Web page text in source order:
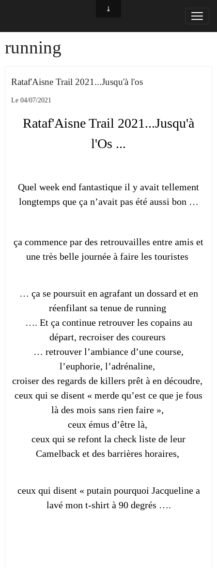
running
Rataf'Aisne Trail 2021...Jusqu'à l'os
Le 04/07/2021
Rataf'Aisne Trail 2021...Jusqu'à
l'Os ...
Quel week end fantastique il y avait tellement
longtemps que ça n’avait pas été aussi bon …
ça commence par des retrouvailles entre amis et
une très belle journée à faire les touristes
… ça se poursuit en agrafant un dossard et en
réenfilant sa tenue de running
…. Et ça continue retrouver les copains au
départ, recroiser des coureurs
… retrouver l’ambiance d’une course,
l’euphorie, l’adrénaline,
croiser des regards de killers prêt à en découdre,
ceux qui se disent « merde qu’est ce que je fous
là des mois sans rien faire »,
ceux émus d’être là,
ceux qui se refont la check liste de leur
Camelback et des barrières horaires,
ceux qui disent « putain pourquoi Jacqueline a
lavé mon t-shirt à 90 degrés ….